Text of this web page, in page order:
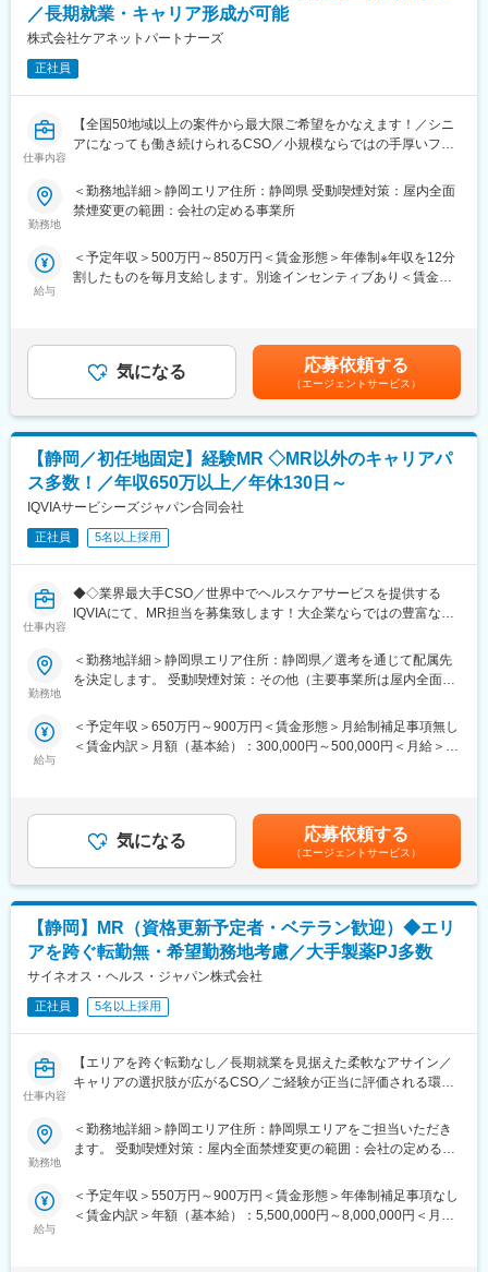
の方々との面談を通して、製品に関わる情報提供や扱い方のレク
チャーなどの営業活動を行っていただきます。
※今回のプロジェクトについての詳細は面接の場でご説明させてい
平均2年前後の医療機器営業プロジェクトが終了したのちは、また
別の医療機器プロジェクトに挑戦することも可能ですし、医薬品
す。
医療営業として専門性を磨き管理職を目指すのはもちろん、他事
者などの管理部門）
営業経験を活かして様々なキャリアプランを実現できるのは、当
■どなたでもキャッチアップが可能な環境です！：
文理問わず一から学べる環境を整えているため、専門知識は入社
後に身に付ける意欲があれば問題ございません。 社員の活躍事例
についての詳細は、是非こちらのURLも併せてご覧ください。
https://healthcarecareerpark.iqvia.com/
変更の範囲：会社の定める業務
／長期就業・キャリア形成が可能
株式会社ケアネットパートナーズ
正社員
仕事内容
【全国50地域以上の案件から最大限ご希望をかなえます！／シニ
アになっても働き続けられるCSO／小規模ならではの手厚いフォ
■業務内容
PJT期間は1年～3年で、MRの資格・経験をお持ちの方であればご
活躍いただけます。
域を変えてのPJT打診も可能です。また、無期雇用派遣となるた
め、ＰＪＴの期間外もベース給与は保証いたします。
■当社で働く魅力
（1）最大限希望を考慮します
全国50地域以上のPJTからご提案し、なるべくご希望の勤務地に
アサインが可能です。また、次の契約での再配属の際の地域もし
っかり考慮いたします。これは小規模ならではの社内バッティン
グの少なさも大きく影響しています。
（2）小規模ならではの手厚いサポート
ウハウの蓄積から、メーカーさんへ転籍の可能性があるPJTも紹
介可能、また過去には、10年ほどブランクのある50代の方のご支
（3）長期就業／キャリア形成が可能
弊社所属のMRはシニア（50代）がボリュームゾーン。プロジェ
■企業の特徴
「CareNet.com」を運営する親会社の強力なサポートを受けなが
ら、最新の医療情報に触れられる環境が整っています。成長フェ
ーズの活気あふれる環境で、キャリアアップを目指せる魅力的な
職場です。
また、グループ間でのキャリア開発も可能です。MR以外の他職種
へのキャリア形成も進めていることも大きな特徴です。
変更の範囲：会社の定める業務
勤務地
＜勤務地詳細＞静岡エリア住所：静岡県 受動喫煙対策：屋内全面
禁煙変更の範囲：会社の定める事業所
給与
＜予定年収＞500万円～850万円＜賃金形態＞年俸制※年収を12分
割したものを毎月支給します。別途インセンティブあり＜賃金内
円（12分割）（一律手当を含む）＜昇給有無＞有＜残業手当＞有
＜給与補足＞※面接を通して、ご経験やスキルにより当社規定に基
づき決定いたします。■昇給、インセンティブあり■モデル年収：
20代650万、40代後半850万賃金はあくまでも目安の金額であ
り、選考を通じて上下する可能性があります。月給(月額)は固定手
当を含めた表記です。
気になる 応募依頼する
（エージェントサービス）
【静岡／初任地固定】経験MR ◇MR以外のキャリアパ
ス多数！／年収650万以上／年休130日～
IQVIAサービシーズジャパン合同会社
正社員 5名以上採用
仕事内容
◆◇業界最大手CSO／世界中でヘルスケアサービスを提供する
IQVIAにて、MR担当を募集致します！大企業ならではの豊富なキ
【具体的な業務詳細】
いただきます。
・担当エリアの訪問医療施設のターゲティング、担当医療施設へ
・医療従事者向けの説明会の企画・実施、医師同士のコミュニケ
ーション推進のための研究会・勉強会の立ち上げ、講演会の企
画・運営 等
※勤務地については、選考内で希望を伺ったうえで決定します。
＼IQVIAでMRとして働く魅力／
（１）充実の待遇：同業他社の中でも平均給与の高さや非課税の
日当の支給の他、退職金や団体保険制度、単身赴任手当や月1回の
帰省交通費の支給など福利厚生が充実しており、長期就業される
社員が多いのも特徴です。
公募制度も充実しておりますので、IQVIAが展開している他の事業
部への異動も可能です。
事担当者などの管理部門など
（３）手厚い研修体制でスキルアップができます：製品研修、ス
してのスキルのみならず、データ分析、マーケティングなど多角
的にヘルスケアのプロフェッショナル人材を育成する研修制度を
勤務地
＜勤務地詳細＞静岡県エリア住所：静岡県／選考を通じて配属先
を決定します。 受動喫煙対策：その他（主要事業所は屋内全面禁
給与
＜予定年収＞650万円～900万円＜賃金形態＞月給制補足事項無し
＜賃金内訳＞月額（基本給）：300,000円～500,000円＜月給＞
ジェクト稼働手当(35,000円)、外勤日当（1日1,500円／外勤3.5時
間以上）■変動賞与制（6月・12月・3月）※平均実績6ヶ月分■イン
センティブ：3月（対象者）賃金はあくまでも目安の金額であり、
選考を通じて上下する可能性があります。月給(月額)は固定手当を
含めた表記です。
気になる 応募依頼する
（エージェントサービス）
【静岡】MR（資格更新予定者・ベテラン歓迎）◆エリ
アを跨ぐ転勤無・希望勤務地考慮／大手製薬PJ多数
サイネオス・ヘルス・ジャパン株式会社
正社員 5名以上採用
仕事内容
【エリアを跨ぐ転勤なし／長期就業を見据えた柔軟なアサイン／
キャリアの選択肢が広がるCSO／ご経験が正当に評価される環
【はじめに】
～50代まで幅広く活躍しており、長期就業も叶う環境です。
勤務地
＜勤務地詳細＞静岡エリア住所：静岡県エリアをご担当いただき
ます。 受動喫煙対策：屋内全面禁煙変更の範囲：会社の定める事
給与
＜予定年収＞550万円～900万円＜賃金形態＞年俸制補足事項なし
＜賃金内訳＞年額（基本給）：5,500,000円～8,000,000円＜月額